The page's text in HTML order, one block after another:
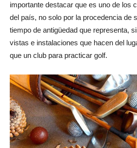
importante destacar que es uno de los
del país, no solo por la procedencia de
tiempo de antigüedad que representa,
vistas e instalaciones que hacen del
que un club para practicar golf.